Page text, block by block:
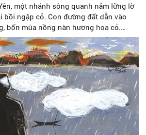
một nhánh sông quanh năm lững lờ
bồi ngập cỏ. Con đường đất dẫn vào
bốn mùa nồng nàn hương hoa cỏ.
khi nắng đã dịu xuống phía cuối
thẫm màu như có ai vừa rắc lên một